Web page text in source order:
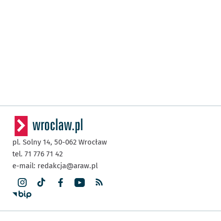
pl. Solny 14, 50-062 Wrocław
tel. 71 776 71 42
e-mail: redakcja@araw.pl